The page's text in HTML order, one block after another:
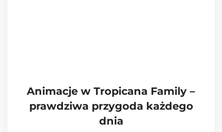
Animacje w Tropicana Family –
prawdziwa przygoda każdego
dnia